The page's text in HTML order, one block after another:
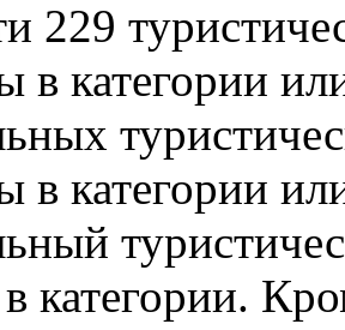
229
в категории
в категории
категории.